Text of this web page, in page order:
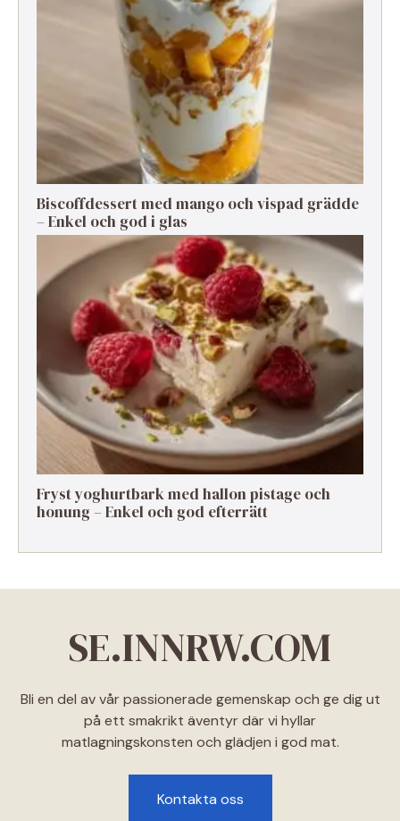
Biscoffdessert med mango och vispad grädde
– Enkel och god i glas
Fryst yoghurtbark med hallon pistage och
honung – Enkel och god efterrätt
SE.INNRW.COM
Bli en del av vår passionerade gemenskap och ge dig ut
på ett smakrikt äventyr där vi hyllar
matlagningskonsten och glädjen i god mat.
Kontakta oss